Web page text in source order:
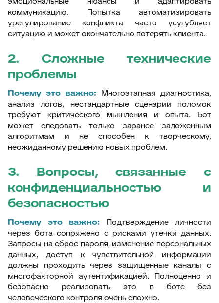
коммуникацию. Попытка автоматизировать
урегулирование конфликта часто усугубляет
ситуацию и может окончательно потерять клиента.
2. Сложные технические
проблемы
Почему это важно: Многоэтапная диагностика,
анализ логов, нестандартные сценарии поломок
требуют критического мышления и опыта. Бот
может следовать только заранее заложенным
алгоритмам и не способен к творческому,
неожиданному решению новых проблем.
3. Вопросы, связанные с
конфиденциальностью и
безопасностью
Почему это важно: Подтверждение личности
через бота сопряжено с рисками утечки данных.
Запросы на сброс пароля, изменение персональных
данных, доступ к чувствительной информации
должны проходить через защищенные каналы с
многофакторной аутентификацией. Полноценно и
безопасно реализовать это в боте без
человеческого контроля очень сложно.